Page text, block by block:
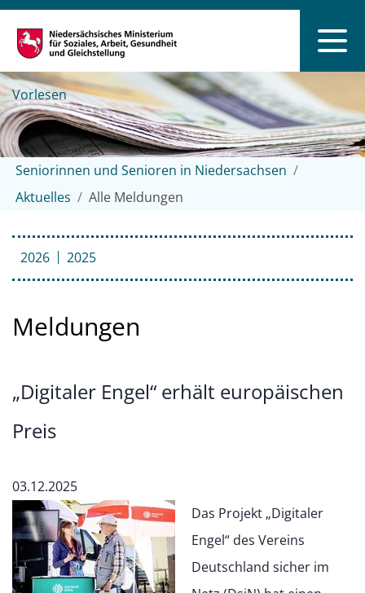
Vorlesen
Seniorinnen und Senioren in Niedersachsen
Aktuelles
Alle Meldungen
2026 2025
Meldungen
„Digitaler Engel“ erhält europäischen
Preis
03.12.2025
Das Projekt „Digitaler
Engel“ des Vereins
Deutschland sicher im